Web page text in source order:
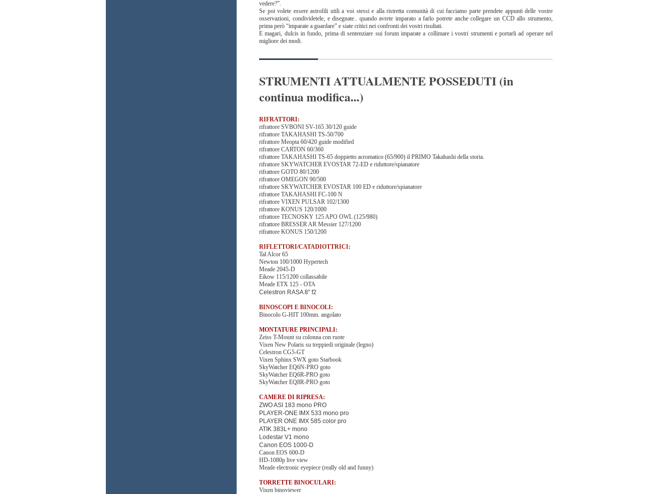
vedere?”.
Se poi volete essere astrofili utili a voi stessi e alla ristretta comunità di cui facciamo parte prendete appunti delle vostre
osservazioni, condividetele, e disegnate.. quando avrete imparato a farlo potrete anche collegare un CCD allo strumento,
prima però “imparate a guardare” e siate critici nei confronti dei vostri risultati.
E magari, dulcis in fundo, prima di sentenziare sui forum imparate a collimare i vostri strumenti e portarli ad operare nel
migliore dei modi.
STRUMENTI ATTUALMENTE POSSEDUTI (in
continua modifica...)
RIFRATTORI:
rifrattore SVBONI SV-165 30/120 guide
rifrattore TAKAHASHI TS-50/700
rifrattore Meopta 60/420 guide modified
rifrattore CARTON 60/360
rifrattore TAKAHASHI TS-65 doppietto acromatico (65/900) il PRIMO Takahashi della storia.
rifrattore SKYWATCHER EVOSTAR 72-ED e riduttore/spianatore
rifrattore GOTO 80/1200
rifrattore OMEGON 90/500
rifrattore SKYWATCHER EVOSTAR 100 ED e riduttore/spianatore
rifrattore TAKAHASHI FC-100 N
rifrattore VIXEN PULSAR 102/1300
rifrattore KONUS 120/1000
rifrattore TECNOSKY 125 APO OWL (125/980)
rifrattore BRESSER AR Messier 127/1200
rifrattore KONUS 150/1200
RIFLETTORI/CATADIOTTRICI:
Tal Alcor 65
Newton 100/1000 Hypertech
Meade 2045-D
Eikow 115/1200 collassabile
Meade ETX 125 - OTA
Celestron RASA 8" f2
BINOSCOPI E BINOCOLI:
Binocolo G-HIT 100mm. angolato
MONTATURE PRINCIPALI:
Zeiss T-Mount su colonna con ruote
Vixen New Polaris su treppiedi originale (legno)
Celestron CG5-GT
Vixen Sphinx SWX goto Starbook
SkyWatcher EQ6N-PRO goto
SkyWatcher EQ6R-PRO goto
SkyWatcher EQ8R-PRO goto
CAMERE DI RIPRESA:
ZWO ASI 183 mono PRO
PLAYER-ONE IMX 533 mono pro
PLAYER ONE IMX 585 color pro
ATIK 383L+ mono
Lodestar V1 mono
Canon EOS 1000-D
Canon EOS 600-D
HD-1080p live view
Meade electronic eyepiece (really old and funny)
TORRETTE BINOCULARI:
Vixen binoviewer